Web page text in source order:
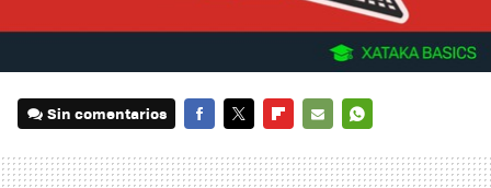
Sin comentarios
MAIL